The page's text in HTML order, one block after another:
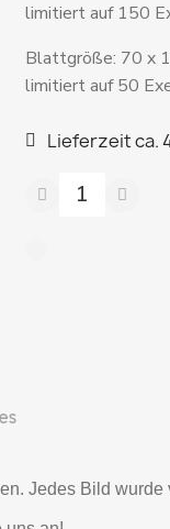
limitiert auf 150
Blattgröße: 70 x
limitiert auf 50
Lieferzeit ca.
Jedes Bild